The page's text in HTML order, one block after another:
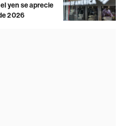
yen se aprecie
2026